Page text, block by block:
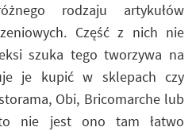
rodzaju artykułów
Część z nich nie
szuka tego tworzywa na
je kupić w sklepach czy
Obi, Bricomarche lub
nie jest ono tam łatwo